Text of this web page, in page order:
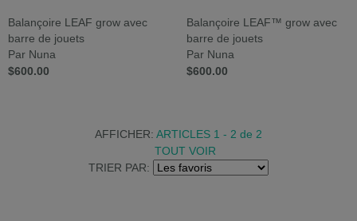
Balançoire LEAF grow avec
barre de jouets
Par Nuna
$600.00
Balançoire LEAF™ grow avec
barre de jouets
Par Nuna
$600.00
TRIER PAR:
AFFICHER: ARTICLES 1 - 2 de 2
TOUT VOIR